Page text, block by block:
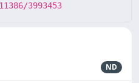
3993453
ND